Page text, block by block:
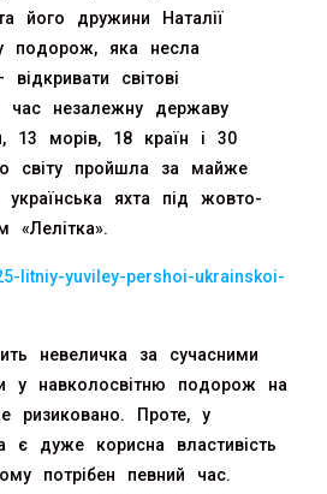
його дружини Наталії
подорож, яка несла
світові
час незалежну державу
13 морів, 18 країн і 30
світу пройшла за майже
яхта під жовто-
«Лелітка».
litniy-yuviley-pershoi-ukrainskoi-
невеличка за сучасними
у навколосвітню подорож на
ризиковано. Проте, у
є дуже корисна властивість
потрібен певний час.